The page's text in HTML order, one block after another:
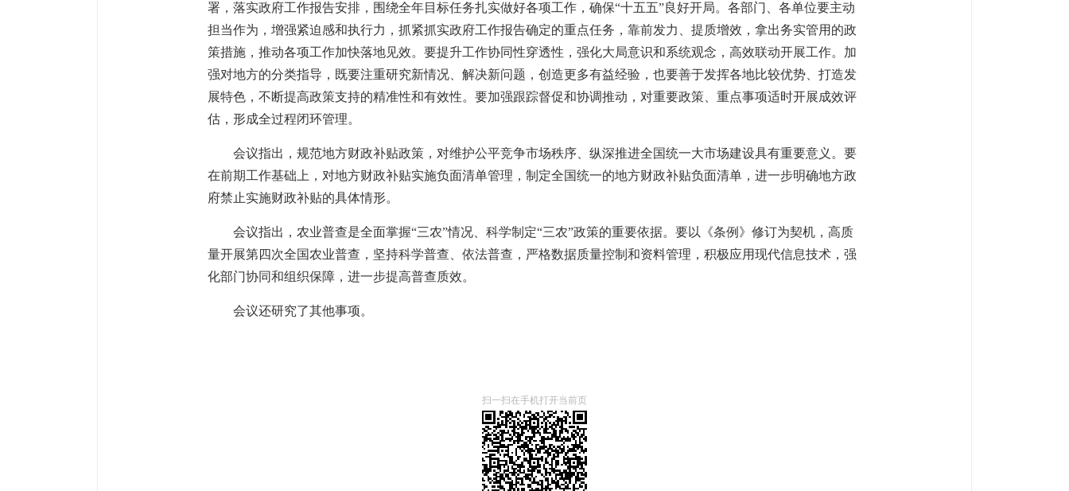
署，落实政府工作报告安排，围绕全年目标任务扎实做好各项工作，确保“十五五”良好开局。各部门、各单位要主动
担当作为，增强紧迫感和执行力，抓紧抓实政府工作报告确定的重点任务，靠前发力、提质增效，拿出务实管用的政
策措施，推动各项工作加快落地见效。要提升工作协同性穿透性，强化大局意识和系统观念，高效联动开展工作。加
强对地方的分类指导，既要注重研究新情况、解决新问题，创造更多有益经验，也要善于发挥各地比较优势、打造发
展特色，不断提高政策支持的精准性和有效性。要加强跟踪督促和协调推动，对重要政策、重点事项适时开展成效评
估，形成全过程闭环管理。
会议指出，规范地方财政补贴政策，对维护公平竞争市场秩序、纵深推进全国统一大市场建设具有重要意义。要
在前期工作基础上，对地方财政补贴实施负面清单管理，制定全国统一的地方财政补贴负面清单，进一步明确地方政
府禁止实施财政补贴的具体情形。
会议指出，农业普查是全面掌握“三农”情况、科学制定“三农”政策的重要依据。要以《条例》修订为契机，高质
量开展第四次全国农业普查，坚持科学普查、依法普查，严格数据质量控制和资料管理，积极应用现代信息技术，强
化部门协同和组织保障，进一步提高普查质效。
会议还研究了其他事项。
扫一扫在手机打开当前页